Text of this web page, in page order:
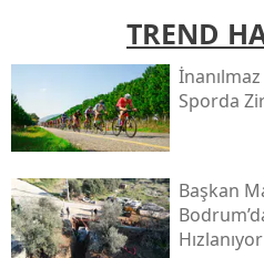
TREND
Sporda
Başkan
Hızlanıyor